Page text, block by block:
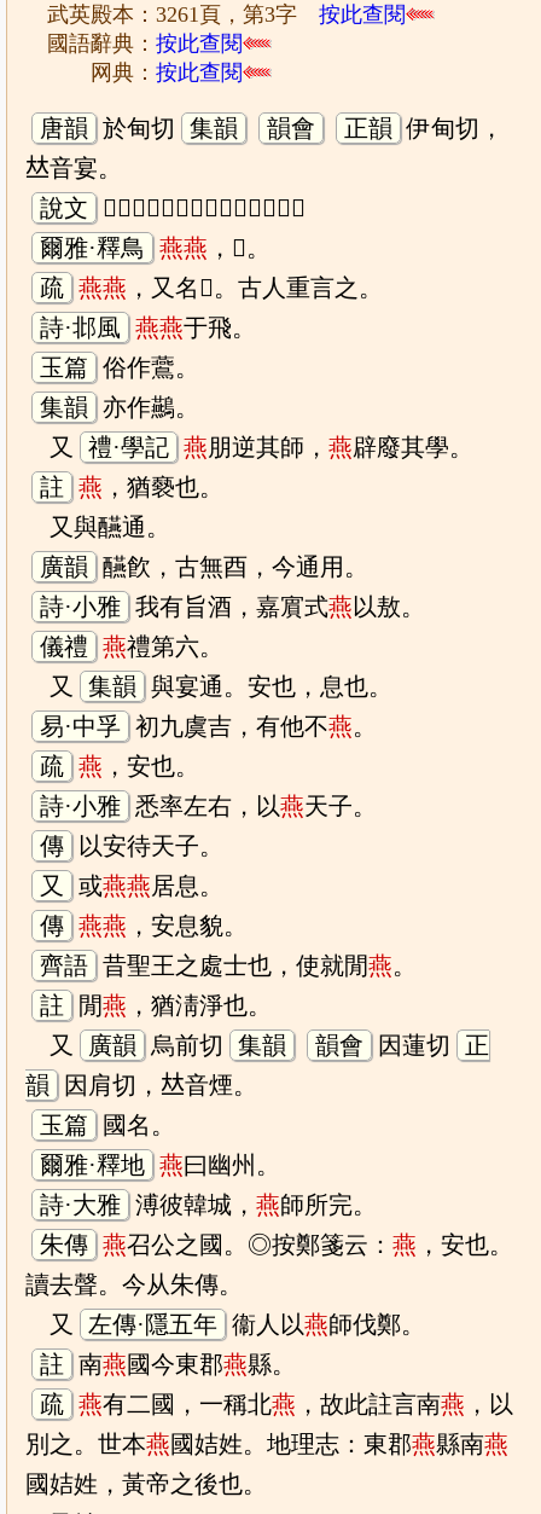
武英殿本：3261頁，第3字按此查閱
國語辭典：按此查閱
网典：按此查閱
唐韻 於甸切 集韻 韻會 正韻 伊甸切，
𠀤音宴。
說文
𤣥鳥也。籋口布翄枝尾，象形。
爾雅·釋鳥
燕燕 ，𩾐。
疏 燕燕 ，又名𩾐。古人重言之。
詩·邶風 燕燕于飛。
玉篇 俗作鷰。
集韻 亦作䴏。
又
禮·學記 燕朋逆其師，燕辟廢其學。
註 燕 ，猶褻也。
又與醼通。
廣韻 醼飮，古無酉，今通用。
詩·小雅 我有旨酒，嘉賔式燕以敖。
儀禮 燕禮第六。
又
集韻 與宴通。安也，息也。
易·中孚 初九虞吉，有他不燕。
疏 燕 ，安也。
詩·小雅 悉率左右，以燕天子。
傳
以安待天子。
又
或燕燕居息。
傳 燕燕 ，安息貌。
齊語 昔聖王之處士也，使就閒燕。
註
閒燕 ，猶淸淨也。
又
廣韻 烏前切 集韻 韻會 因蓮切
正
韻
因肩切，𠀤音煙。
玉篇
國名。
爾雅·釋地 燕曰幽州。
詩·大雅 溥彼韓城，燕師所完。
朱傳 燕召公之國。◎按鄭箋云：燕 ，安也。
讀去聲。今从朱傳。
又
左傳·隱五年 衞人以燕師伐鄭。
註 南燕國今東郡燕縣。
疏 燕有二國，一稱北燕 ，故此註言南燕 ，以
別之。世本燕國姞姓。地理志：東郡燕縣南燕
國姞姓，黃帝之後也。